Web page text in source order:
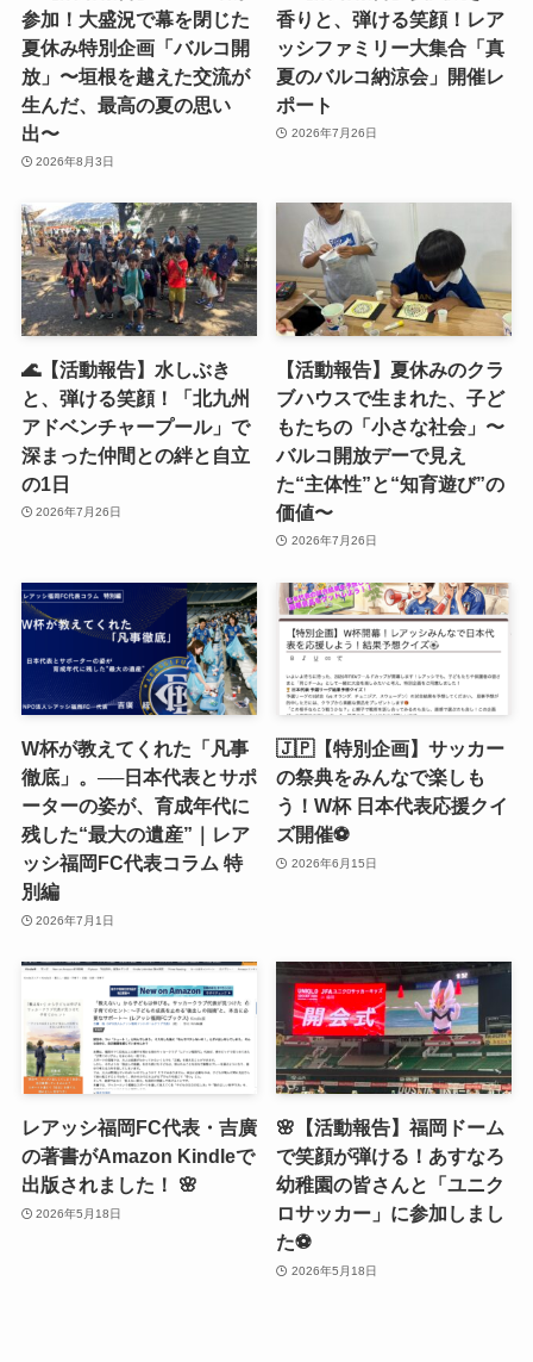
参加！大盛況で幕を閉じた
夏休み特別企画「バルコ開
放」〜垣根を越えた交流が
生んだ、最高の夏の思い
出〜
2026年8月3日
香りと、弾ける笑顔！レア
ッシファミリー大集合「真
夏のバルコ納涼会」開催レ
ポート
2026年7月26日
🌊【活動報告】水しぶき
と、弾ける笑顔！「北九州
アドベンチャープール」で
深まった仲間との絆と自立
の1日
2026年7月26日
【活動報告】夏休みのクラ
ブハウスで生まれた、子ど
もたちの「小さな社会」〜
バルコ開放デーで見え
た“主体性”と“知育遊び”の
価値〜
2026年7月26日
W杯が教えてくれた「凡事
徹底」。──日本代表とサポ
ーターの姿が、育成年代に
残した“最大の遺産”｜レア
ッシ福岡FC代表コラム 特
別編
2026年7月1日
🇯🇵【特別企画】サッカー
の祭典をみんなで楽しも
う！W杯 日本代表応援クイ
ズ開催⚽️
2026年6月15日
レアッシ福岡FC代表・吉廣
の著書がAmazon Kindleで
出版されました！ 🌸
2026年5月18日
🌸【活動報告】福岡ドーム
で笑顔が弾ける！あすなろ
幼稚園の皆さんと「ユニク
ロサッカー」に参加しまし
た⚽️
2026年5月18日